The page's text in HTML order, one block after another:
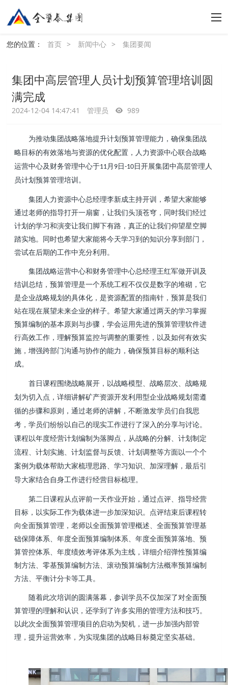
您的位置： 首页 > 新闻中心 > 集团要闻
集团中高层管理人员计划预算管理培训圆
满完成
2024-12-04 14:47:41 管理员 989
为推动集团战略落地提升计划预算管理能力，确保集团战
略目标的有效落地与资源的优化配置，人力资源中心联合战略
运营中心及财务管理中心于11月 9 日-10 日开展集团中高层管理人
员计划预算管理培训。
集团人力资源中心总经理李新成主持开训，希望大家能够
通过老师的指导打开一扇窗，让我们头顶苍穹，同时我们经过
计划的学习和演变让我们脚下有路，真正的让我们仰望星空脚
踏实地。同时也希望大家能将今天学习到的知识分享到部门，
尝试在后期的工作中充分利用。
集团战略运营中心和财务管理中心总经理王红军做开训及
结训总结，预算管理是一个系统工程不仅仅是数字的堆砌，它
是企业战略规划的具体化，是资源配置的指南针，预算是我们
站在现在展望未来企业的样子。希望大家通过两天的学习掌握
预算编制的基本原则与步骤，学会运用先进的预算管理软件进
行高效工作，理解预算监控与调整的重要性，以及如何有效实
施，增强跨部门沟通与协作的能力，确保预算目标的顺利达
成。
首日课程围绕战略展开，以战略模型、战略层次、战略规
划为切入点，详细讲解矿产资源开发利用型企业战略规划需遵
循的步骤和原则，通过老师的讲解，不断激发学员们自我思
考，学员们纷纷以自己的现实工作进行了深入的分享与讨论。
课程以年度经营计划编制为落脚点，从战略的分解、计划制定
流程、计划实施、计划监督与反馈、计划调整等方面以一个个
案例为载体帮助大家梳理思路、学习知识、加深理解，最后引
导大家结合自身工作进行经营目标梳理。
第二日课程从点评前一天作业开始，通过点评、指导经营
目标，以实际工作为载体进一步加深知识。点评结束后课程转
向全面预算管理，老师以全面预算管理概述、全面预算管理基
础保障体系、年度全面预算编制体系、年度全面预算落地、预
算管控体系、年度绩效考评体系为主线，详细介绍弹性预算编
制方法、零基预算编制方法、滚动预算编制方法概率预算编制
方法、平衡计分卡等工具。
随着此次培训的圆满落幕，参训学员不仅加深了对全面预
算管理的理解和认识，还学到了许多实用的管理方法和技巧。
以此次全面预算管理项目的启动为契机，进一步加强内部管
理，提升运营效率，为实现集团的战略目标奠定坚实基础。